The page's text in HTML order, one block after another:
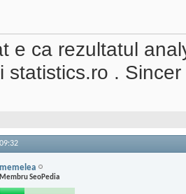
e ca rezultatul
statistics.ro .
09:32
memelea
Membru SeoPedia